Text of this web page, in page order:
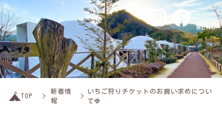
MENU
TOP
新着情
報
いちご狩りチケットのお買い求めについ
て🍓